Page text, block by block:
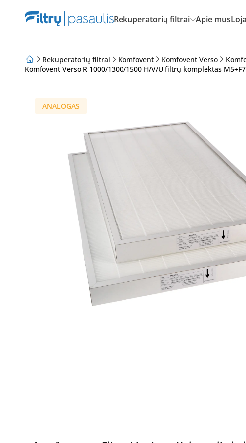
Rekuperatorių filtrai Apie mus
Apie mus
Rekuperatorių filtrai Komfovent Komfovent Verso
Komfovent Verso R 1000/1300/1500 H/V/U filtrų komplektas
ANALOGAS